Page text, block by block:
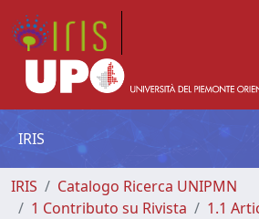
IRIS
IRIS
Catalogo Ricerca UNIPMN
1 Contributo su Rivista
1.1